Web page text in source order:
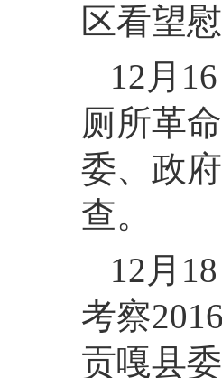
区看望
12月
厕所革
委、政
查。
12月
考察
贡嘎县